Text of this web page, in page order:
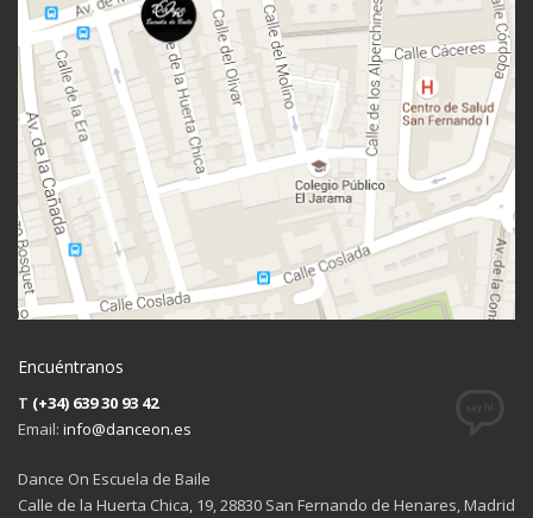
Encuéntranos
T (+34) 639 30 93 42
Email: info@danceon.es
Dance On Escuela de Baile
Calle de la Huerta Chica, 19, 28830 San Fernando de Henares, Madrid